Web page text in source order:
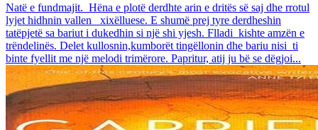
Natë e fundmajit. Hëna e plotë derdhte arin e dritës së saj dhe rrotul
lyjet hidhnin vallen xixëlluese. E shumë prej tyre derdheshin
tatëpjetë sa bariut i dukedhin si një shi yjesh. Flladi kishte amzën e
trëndelinës. Delet kullosnin,kumborët tingëllonin dhe bariu nisi ti
binte fyellit me një melodi trimërore. Papritur, atij ju bë se dëgjoi...